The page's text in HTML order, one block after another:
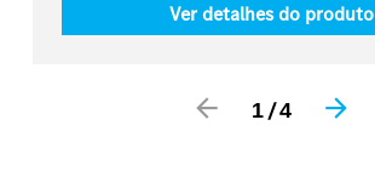
Ver detalhes do produto
1/4